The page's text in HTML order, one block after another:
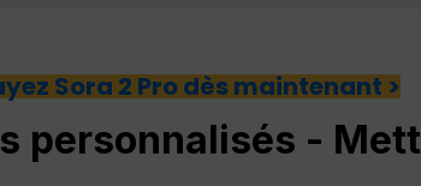
Sora 2 Pro dès maintenant >
personnalisés -